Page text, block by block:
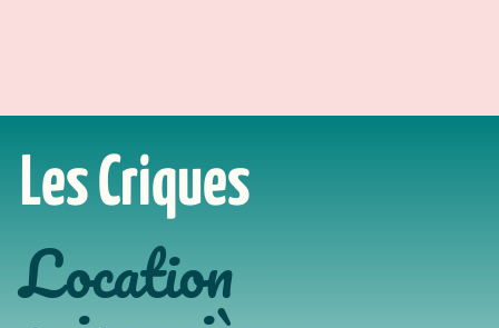
Les Criques
Location